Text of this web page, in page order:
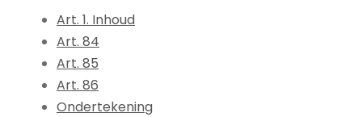
Art. 1. Inhoud
Art. 84
Art. 85
Art. 86
Ondertekening